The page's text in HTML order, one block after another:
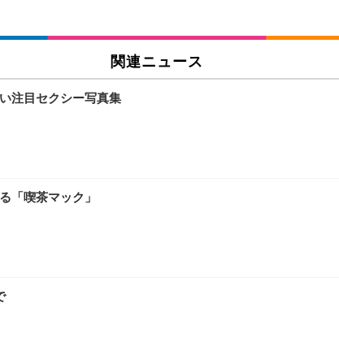
関連ニュース
注目セクシー写真集
「喫茶マック」